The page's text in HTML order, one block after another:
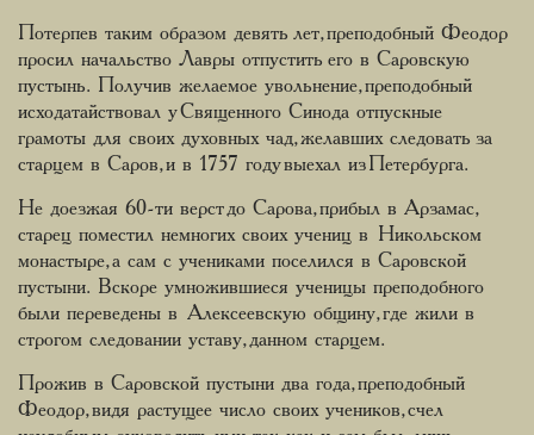
Потерпев таким образом девять лет, преподобный Феодор
просил начальство Лавры отпустить его в Саровскую
пустынь. Получив желаемое увольнение, преподобный
исходатайствовал у Священного Синода отпускные
грамоты для своих духовных чад, желавших следовать за
старцем в Саров, и в 1757 году выехал из Петербурга.
Не доезжая 60-ти верст до Сарова, прибыл в Арзамас,
старец поместил немногих своих учениц в Никольском
монастыре, а сам с учениками поселился в Саровской
пустыни. Вскоре умножившиеся ученицы преподобного
были переведены в Алексеевскую общину, где жили в
строгом следовании уставу, данном старцем.
Прожив в Саровской пустыни два года, преподобный
Феодор, видя растущее число своих учеников, счел